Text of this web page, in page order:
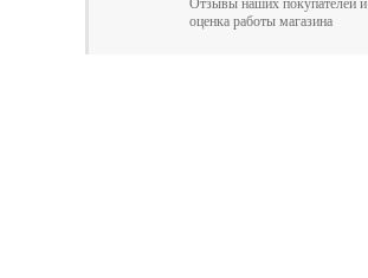
Отзывы наших покупателей и
оценка работы магазина